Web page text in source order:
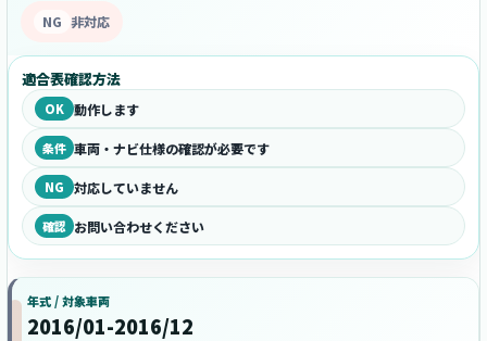
NG 非対応
適合表確認方法
OK 動作します
条件 車両・ナビ仕様の確認が必要です
NG 対応していません
確認 お問い合わせください
年式 / 対象車両
2016/01-2016/12